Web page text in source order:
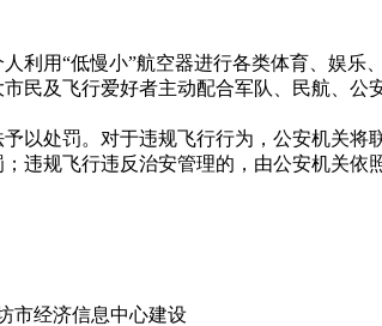
利用“低慢小”航空器进行各类体育、娱
民及飞行爱好者主动配合军队、民航、
以处罚。对于违规飞行行为，公安机关
违规飞行违反治安管理的，由公安机关
市经济信息中心建设